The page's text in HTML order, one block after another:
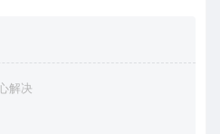
解决